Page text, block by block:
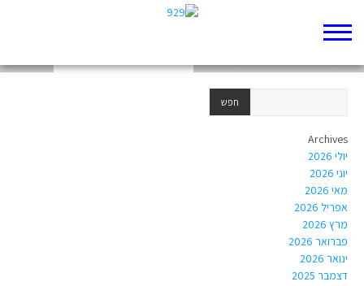
Archives
יולי 2026
יוני 2026
מאי 2026
אפריל 2026
מרץ 2026
פברואר 2026
ינואר 2026
דצמבר 2025